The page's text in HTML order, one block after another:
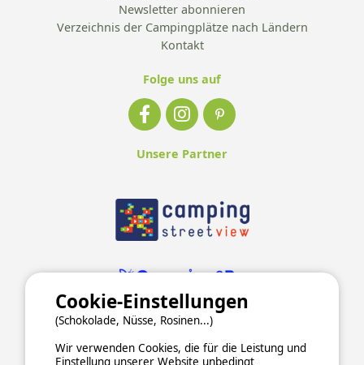
Newsletter abonnieren
Verzeichnis der Campingplätze nach Ländern
Kontakt
Folge uns auf
Unsere Partner
Cookie-Einstellungen
(Schokolade, Nüsse, Rosinen...)
Wir verwenden Cookies, die für die Leistung und
Einstellung unserer Website unbedingt